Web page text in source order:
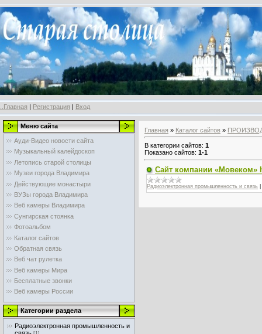
..Главная | Регистрация | Вход
Меню сайта
Ауди-Видео новости сайта
Музыкальный калейдоскоп
Летопись старой столицы
Музеи города Владимира
Действующие монастыри
ВУЗы города Владимира
Веб камеры Владимира
Сунгирская стоянка
Фотоальбом
Каталог сайтов
Обратная связь
Веб чат рулетка
Веб камеры Мира
Бесплатные звонки
Веб камеры России
Категории раздела
Радиоэлектронная промышленность и
Главная » Каталог сайтов »
В категории сайтов: 1
Показано сайтов: 1-1
Сайт компании «Мовеком»
Радиоэлектронная промышленность и связь